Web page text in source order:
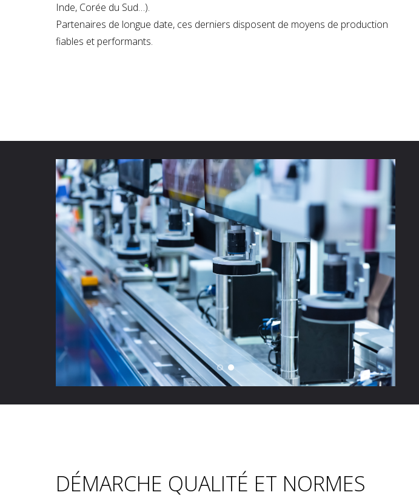
Inde, Corée du Sud…).
Partenaires de longue date, ces derniers disposent de moyens de production
fiables et performants.
DÉMARCHE QUALITÉ ET NORMES